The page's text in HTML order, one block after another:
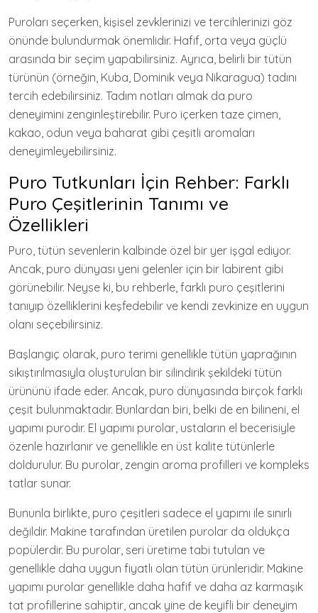
Puroları seçerken, kişisel zevklerinizi ve tercihlerinizi göz
önünde bulundurmak önemlidir. Hafif, orta veya güçlü
arasında bir seçim yapabilirsiniz. Ayrıca, belirli bir tütün
türünün (örneğin, Kuba, Dominik veya Nikaragua) tadını
tercih edebilirsiniz. Tadım notları almak da puro
deneyimini zenginleştirebilir. Puro içerken taze çimen,
kakao, odun veya baharat gibi çeşitli aromaları
deneyimleyebilirsiniz.
Puro Tutkunları İçin Rehber: Farklı
Puro Çeşitlerinin Tanımı ve
Özellikleri
Puro, tütün sevenlerin kalbinde özel bir yer işgal ediyor.
Ancak, puro dünyası yeni gelenler için bir labirent gibi
görünebilir. Neyse ki, bu rehberle, farklı puro çeşitlerini
tanıyıp özelliklerini keşfedebilir ve kendi zevkinize en uygun
olanı seçebilirsiniz.
Başlangıç olarak, puro terimi genellikle tütün yaprağının
sıkıştırılmasıyla oluşturulan bir silindirik şekildeki tütün
ürününü ifade eder. Ancak, puro dünyasında birçok farklı
çeşit bulunmaktadır. Bunlardan biri, belki de en bilineni, el
yapımı purodır. El yapımı purolar, ustaların el becerisiyle
özenle hazırlanır ve genellikle en üst kalite tütünlerle
doldurulur. Bu purolar, zengin aroma profilleri ve kompleks
tatlar sunar.
Bununla birlikte, puro çeşitleri sadece el yapımı ile sınırlı
değildir. Makine tarafından üretilen purolar da oldukça
popülerdir. Bu purolar, seri üretime tabi tutulan ve
genellikle daha uygun fiyatlı olan tütün ürünleridir. Makine
yapımı purolar genellikle daha hafif ve daha az karmaşık
tat profillerine sahiptir, ancak yine de keyifli bir deneyim